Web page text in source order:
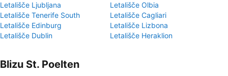
Letališče Ljubljana
Letališče Olbia
Letališče Tenerife South
Letališče Cagliari
Letališče Edinburg
Letališče Lizbona
Letališče Dublin
Letališče Heraklion
Blizu St. Poelten